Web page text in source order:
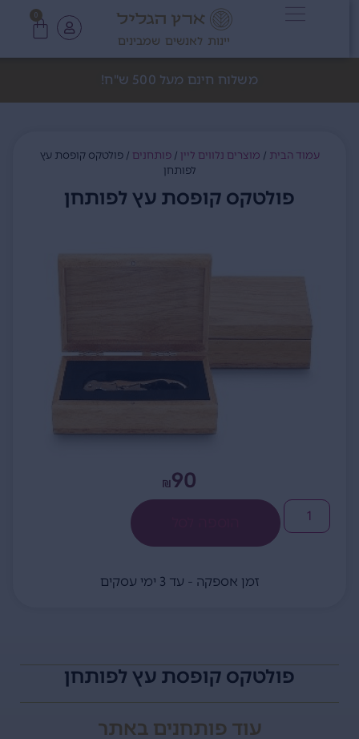
יינות לאנשים שמבינים
משלוח חינם מעל 500 ש"ח!
עמוד הבית/ מוצרים נלווים ליין/ פותחנים/ פולטקס קופסת עץ
לפותחן
פולטקס קופסת עץ לפותחן
₪90
זמן אספקה - עד 3 ימי עסקים
פולטקס קופסת עץ לפותחן
עודפותחניםבאתר